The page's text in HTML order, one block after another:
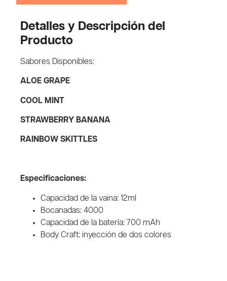
Detalles y Descripción del
Producto
Sabores Disponibles:
ALOE GRAPE
COOL MINT
STRAWBERRY BANANA
RAINBOW SKITTLES
Especificaciones:
Capacidad de la vaina: 12ml
Bocanadas: 4000
Capacidad de la batería: 700 mAh
Body Craft: inyección de dos colores